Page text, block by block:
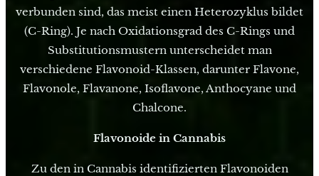
verbunden sind, das meist einen Heterozyklus bildet
(C-Ring). Je nach Oxidationsgrad des C-Rings und
Substitutionsmustern unterscheidet man
verschiedene Flavonoid-Klassen, darunter Flavone,
Flavonole, Flavanone, Isoflavone, Anthocyane und
Chalcone.
Flavonoide in Cannabis
Zu den in Cannabis identifizierten Flavonoiden